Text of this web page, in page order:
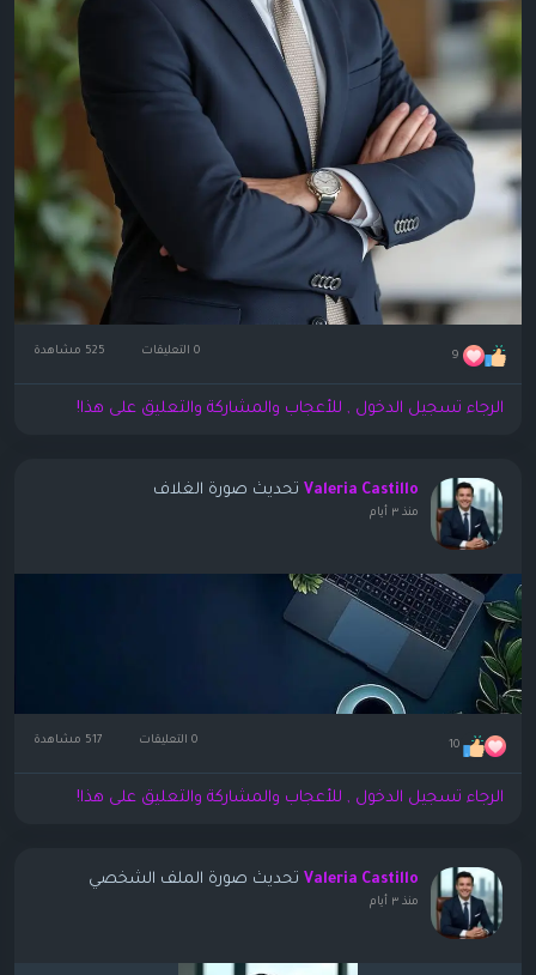
9 0 التعليقات
الرجاء تسجيل الدخول , للأعجاب والمشاركة والتعليق على هذا!
Valeria Castillo تحديث صورة الغلاف
منذ ٣ أيام
10 0 التعليقات
الرجاء تسجيل الدخول , للأعجاب والمشاركة والتعليق على هذا!
Valeria Castillo تحديث صورة الملف الشخصي
منذ ٣ أيام